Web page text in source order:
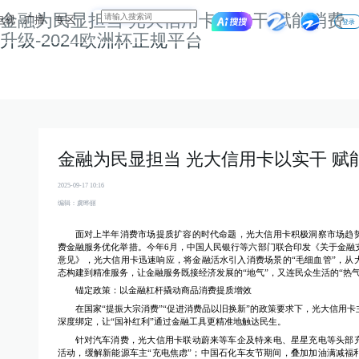
金融为民显担当 光大信用卡以实干 赋能消费
升级-2024欧洲杯正规平台
视 广播 专区 登录
金融为民显担当 光大信用卡以实干 赋
2025-09-17 10:16
编辑：虞晔丽
面对上半年消费市场提质扩容的时代命题，光大信用卡积极洞察市场趋
费金融服务优化举措。今年6月，中国人民银行等六部门联合印发《关于金融
意见》，光大信用卡迅速响应，将金融活水引入消费场景的“毛细血管”，从
态构建到精准服务，让金融服务既接经济发展的“地气”，又连民众生活的“热
锚定政策：以金融杠杆撬动商品消费提质增效
在国家“提振大宗消费”“促进消费品以旧换新”的政策要求下，光大信用
深度绑定，让“国补红利”通过金融工具更精准地触达民生。
针对汽车消费，光大信用卡联动蔚来等车企及特来电、星星充电等头部
活动，缓解新能源车主“充电焦虑”；中国石化车友节期间，叠加加油满减福